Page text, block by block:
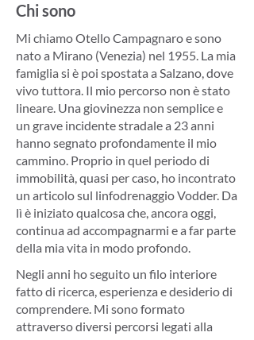
Chi sono
Mi chiamo Otello Campagnaro e sono
nato a Mirano (Venezia) nel 1955. La mia
famiglia si è poi spostata a Salzano, dove
vivo tuttora. Il mio percorso non è stato
lineare. Una giovinezza non semplice e
un grave incidente stradale a 23 anni
hanno segnato profondamente il mio
cammino. Proprio in quel periodo di
immobilità, quasi per caso, ho incontrato
un articolo sul linfodrenaggio Vodder. Da
lì è iniziato qualcosa che, ancora oggi,
continua ad accompagnarmi e a far parte
della mia vita in modo profondo.
Negli anni ho seguito un filo interiore
fatto di ricerca, esperienza e desiderio di
comprendere. Mi sono formato
attraverso diversi percorsi legati alla